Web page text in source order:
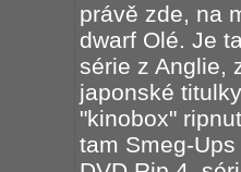
právě zde, na
dwarf Olé. Je
série z Anglie,
japonské
"kinobox"
tam Smeg-